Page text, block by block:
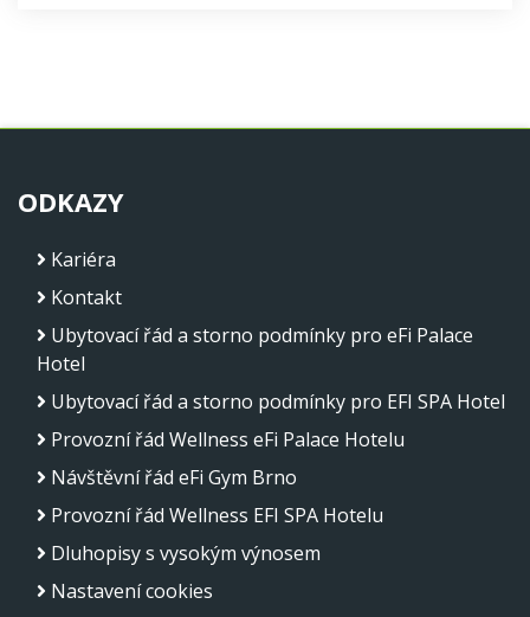
ODKAZY
Kariéra
Kontakt
Ubytovací řád a storno podmínky pro eFi Palace
Hotel
Ubytovací řád a storno podmínky pro EFI SPA Hotel
Provozní řád Wellness eFi Palace Hotelu
Návštěvní řád eFi Gym Brno
Provozní řád Wellness EFI SPA Hotelu
Dluhopisy s vysokým výnosem
Nastavení cookies